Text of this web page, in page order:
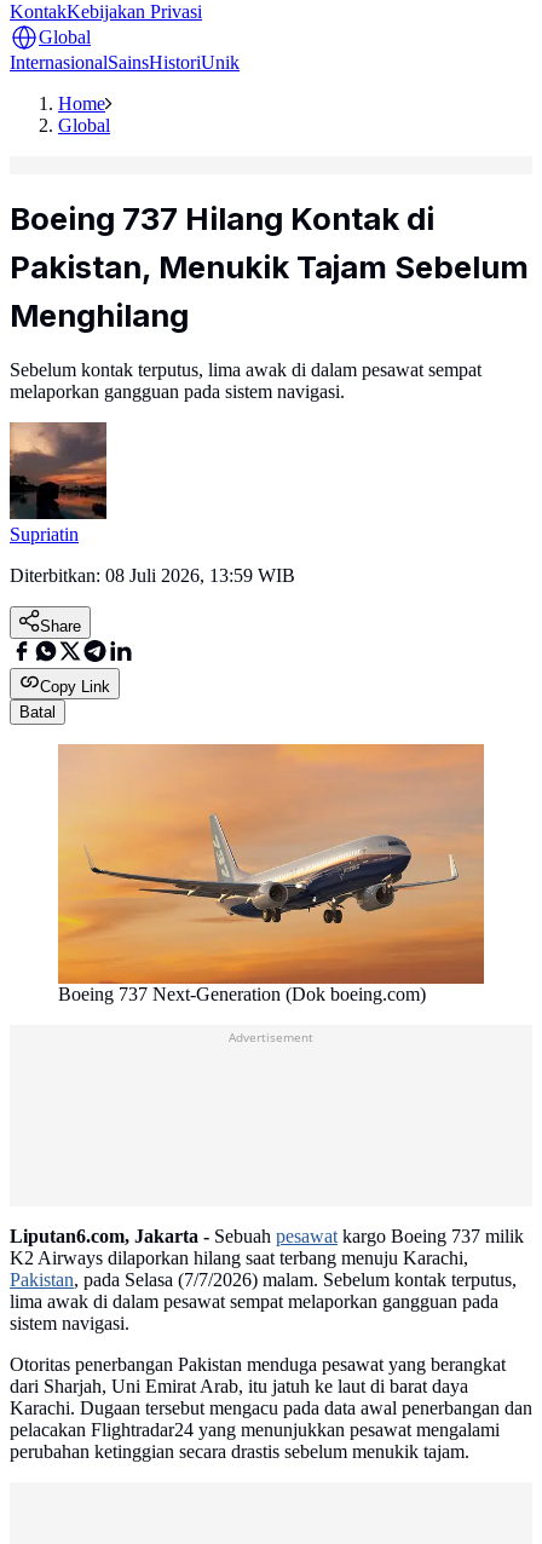
KontakKebijakan Privasi
Global
InternasionalSainsHistoriUnik
Home
Global
Boeing 737 Hilang Kontak di
Pakistan, Menukik Tajam Sebelum
Menghilang
Sebelum kontak terputus, lima awak di dalam pesawat sempat
melaporkan gangguan pada sistem navigasi.
Supriatin
Diterbitkan: 08 Juli 2026, 13:59 WIB
Share
Copy Link
Batal
Boeing 737 Next-Generation (Dok boeing.com)
Advertisement
Liputan6.com, Jakarta - Sebuah pesawatkargo Boeing 737 milik
K2 Airways dilaporkan hilang saat terbang menuju Karachi,
Pakistan, pada Selasa (7/7/2026) malam. Sebelum kontak terputus,
lima awak di dalam pesawat sempat melaporkan gangguan pada
sistem navigasi.
Otoritas penerbangan Pakistan menduga pesawat yang berangkat
dari Sharjah, Uni Emirat Arab, itu jatuh ke laut di barat daya
Karachi. Dugaan tersebut mengacu pada data awal penerbangan dan
pelacakan Flightradar24 yang menunjukkan pesawat mengalami
perubahan ketinggian secara drastis sebelum menukik tajam.